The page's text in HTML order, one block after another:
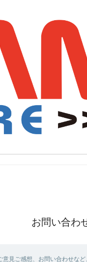
お問い合わ
見ご感想、お問い合わせな